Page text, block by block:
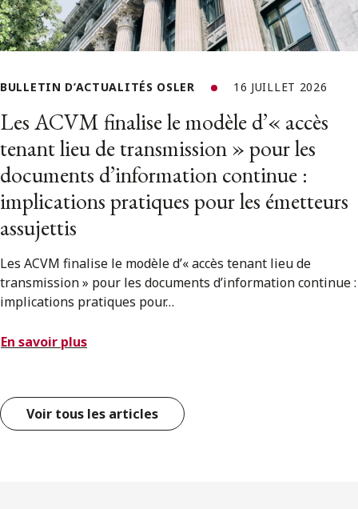
BULLETIN D’ACTUALITÉS OSLER 16 JUILLET 2026
Les ACVM finalise le modèle d’« accès
tenant lieu de transmission » pour les
documents d’information continue :
implications pratiques pour les émetteurs
assujettis
Les ACVM finalise le modèle d’« accès tenant lieu de
transmission » pour les documents d’information continue :
implications pratiques pour…
En savoir plus
Voir tous les articles